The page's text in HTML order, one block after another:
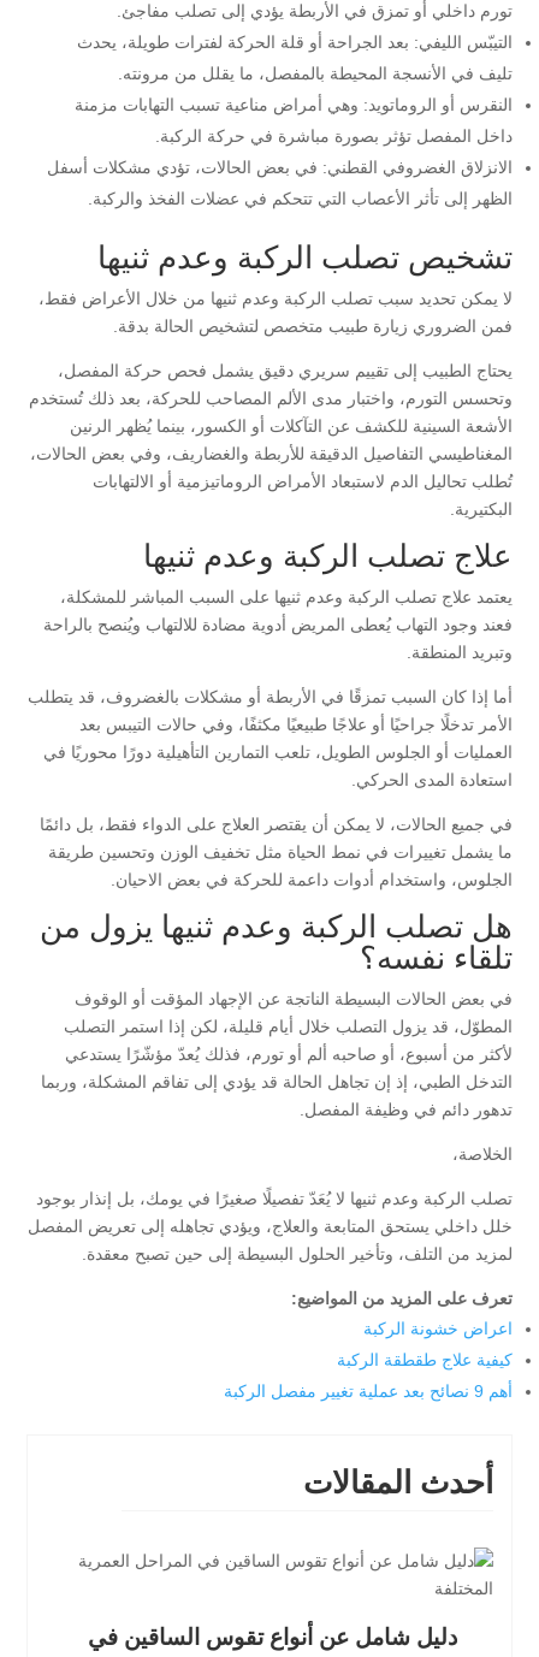
أحدث المقالات
دليل شامل عن أنواع تقوس الساقين في
تورم داخلي أو تمزق في الأربطة يؤدي إلى تصلب مفاجئ.
التيبّس الليفي: بعد الجراحة أو قلة الحركة لفترات طويلة، يحدث
تليف في الأنسجة المحيطة بالمفصل، ما يقلل من مرونته.
النقرس أو الروماتويد: وهي أمراض مناعية تسبب التهابات مزمنة
داخل المفصل تؤثر بصورة مباشرة في حركة الركبة.
الانزلاق الغضروفي القطني: في بعض الحالات، تؤدي مشكلات أسفل
الظهر إلى تأثر الأعصاب التي تتحكم في عضلات الفخذ والركبة.
تشخيص تصلب الركبة وعدم ثنيها
لا يمكن تحديد سبب تصلب الركبة وعدم ثنيها من خلال الأعراض فقط،
فمن الضروري زيارة طبيب متخصص لتشخيص الحالة بدقة.
يحتاج الطبيب إلى تقييم سريري دقيق يشمل فحص حركة المفصل،
وتحسس التورم، واختبار مدى الألم المصاحب للحركة، بعد ذلك تُستخدم
الأشعة السينية للكشف عن التآكلات أو الكسور، بينما يُظهر الرنين
المغناطيسي التفاصيل الدقيقة للأربطة والغضاريف، وفي بعض الحالات،
تُطلب تحاليل الدم لاستبعاد الأمراض الروماتيزمية أو الالتهابات
البكتيرية.
علاج تصلب الركبة وعدم ثنيها
يعتمد علاج تصلب الركبة وعدم ثنيها على السبب المباشر للمشكلة،
فعند وجود التهاب يُعطى المريض أدوية مضادة للالتهاب ويُنصح بالراحة
وتبريد المنطقة.
أما إذا كان السبب تمزقًا في الأربطة أو مشكلات بالغضروف، قد يتطلب
الأمر تدخلًا جراحيًا أو علاجًا طبيعيًا مكثفًا، وفي حالات التيبس بعد
العمليات أو الجلوس الطويل، تلعب التمارين التأهيلية دورًا محوريًا في
استعادة المدى الحركي.
في جميع الحالات، لا يمكن أن يقتصر العلاج على الدواء فقط، بل دائمًا
ما يشمل تغييرات في نمط الحياة مثل تخفيف الوزن وتحسين طريقة
الجلوس، واستخدام أدوات داعمة للحركة في بعض الاحيان.
هل تصلب الركبة وعدم ثنيها يزول من
تلقاء نفسه؟
في بعض الحالات البسيطة الناتجة عن الإجهاد المؤقت أو الوقوف
المطوّل، قد يزول التصلب خلال أيام قليلة، لكن إذا استمر التصلب
لأكثر من أسبوع، أو صاحبه ألم أو تورم، فذلك يُعدّ مؤشّرًا يستدعي
التدخل الطبي، إذ إن تجاهل الحالة قد يؤدي إلى تفاقم المشكلة، وربما
تدهور دائم في وظيفة المفصل.
الخلاصة،
تصلب الركبة وعدم ثنيها لا يُعَدّ تفصيلًا صغيرًا في يومك، بل إنذار بوجود
خلل داخلي يستحق المتابعة والعلاج، ويؤدي تجاهله إلى تعريض المفصل
لمزيد من التلف، وتأخير الحلول البسيطة إلى حين تصبح معقدة.
تعرف على المزيد من المواضيع:
اعراض خشونة الركبة
كيفية علاج طقطقة الركبة
أهم 9 نصائح بعد عملية تغيير مفصل الركبة